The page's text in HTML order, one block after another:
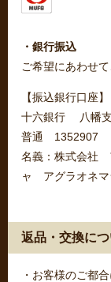
・銀行振込
ご希望にあわせ
【振込銀行口座】
十六銀行 八幡
普通 1352907
名義：株式会社
ャ アグラオネマ
返品・交換に
・お客様のご都